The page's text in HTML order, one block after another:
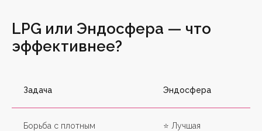
LPG или Эндосфера — что
эффективнее?
Задача Эндосфера
Борьба с плотным
⭐ Лучшая